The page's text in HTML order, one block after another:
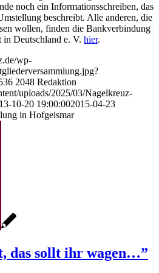
noch ein Informationsschreiben, das
beschreibt. Alle anderen, die
wollen, finden die Bankverbindung
in Deutschland e. V. hier.
wp-
2048 Redaktion
uploads/2025/03/Nagelkreuz-
10-20 19:00:002015-04-23
in Hofgeismar
das sollt ihr wagen…”